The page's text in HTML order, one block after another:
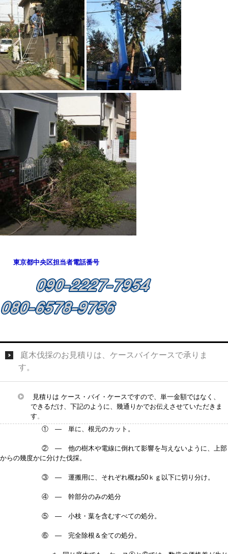
東京都中央区担当者電話番号
庭木伐採のお見積りは、ケースバイケースで承りま
す。
見積りは ケース・バイ・ケースですので、単一金額ではなく、
できるだけ、下記のように、幾通りかでお伝えさせていただきま
す。
① — 単に、根元のカット。
② — 他の樹木や電線に倒れて影響を与えないように、上部
からの幾度かに分けた伐採。
③ — 運搬用に、それぞれ概ね50ｋｇ以下に切り分け。
④ — 幹部分のみの処分
⑤ — 小枝・葉を含むすべての処分。
⑥ — 完全除根＆全ての処分。